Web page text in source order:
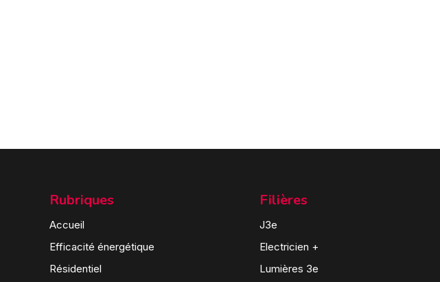
Rubriques
Accueil
Efficacité énergétique
Résidentiel
Filières
J3e
Electricien +
Lumières 3e